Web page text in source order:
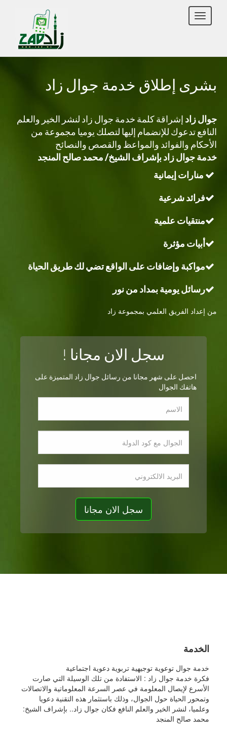
Toggle
navigation
بشرى إطلاق خدمة جوال زاد
جوال زاد إشراقة كلمة خدمة جوال زاد لنشر الخير والعلم
النافع تدعوك للإنضمام إليها لتصلك يوميا مجموعة من
الأحكام والفوائد والمواعظ والقصص والنصائح
خدمة جوال زاد بإشراف الشيخ/ محمد صالح المنجد
منارات إيمانية
فرائد شرعية
منتقيات علمية
أبيات مؤثرة
مواكبة وإضافات على الواقع تضي لك طريق الحياة
رسائل يومية بمداد من نور
من إعداد الفريق العلمي بمجموعة زاد
سجل الان مجانا !
احصل على شهر مجانا من رسائل جوال زاد المتميزة على
هاتفك الجوال
الخدمة
خدمة جوال توعوية توجيهية تربوية دعوية اجتماعية
فكرة خدمة جوال زاد : الاستفادة من تلك الوسيلة التي صارت
الأسرع لإيصال المعلومة في عصر السرعة المعلوماتية والاتصالات
وتمحور الحياة حول الجوال، وذلك باستثمار هذه التقنية دعويا
وعلميا، لنشر الخير والعلم النافع فكان جوال زاد.. بإشراف الشيخ:
محمد صالح المنجد